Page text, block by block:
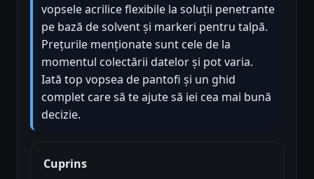
vopsele acrilice flexibile la soluții penetrante
pe bază de solvent și markeri pentru talpă.
Prețurile menționate sunt cele de la
momentul colectării datelor și pot varia.
Iată top vopsea de pantofi și un ghid
complet care să te ajute să iei cea mai bună
decizie.
Cuprins